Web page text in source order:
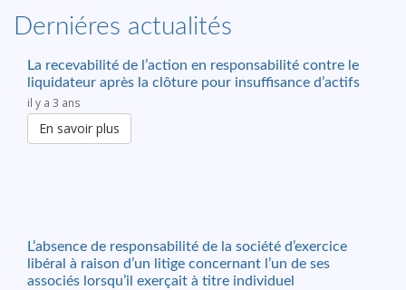
Derniéres actualités
La recevabilité de l’action en responsabilité contre le
liquidateur après la clôture pour insuffisance d’actifs
il y a 3 ans
En savoir plus
L’absence de responsabilité de la société d’exercice
libéral à raison d’un litige concernant l’un de ses
associés lorsqu’il exerçait à titre individuel